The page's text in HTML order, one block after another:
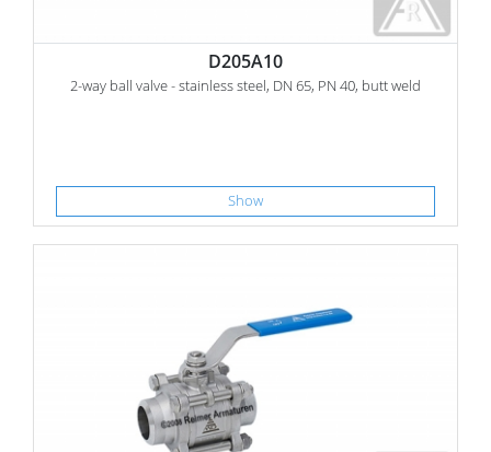
D205A10
2-way ball valve - stainless steel, DN 65, PN 40, butt weld
Show